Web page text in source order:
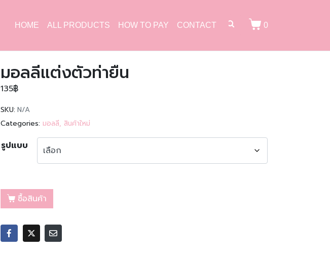
HOME ALL PRODUCTS HOW TO PAY CONTACT 0
มอลลีแต่งตัวท่ายืน
135฿
SKU: N/A
Categories: มอลลี, สินค้าใหม่
รูปแบบ
ซื้อสินค้า